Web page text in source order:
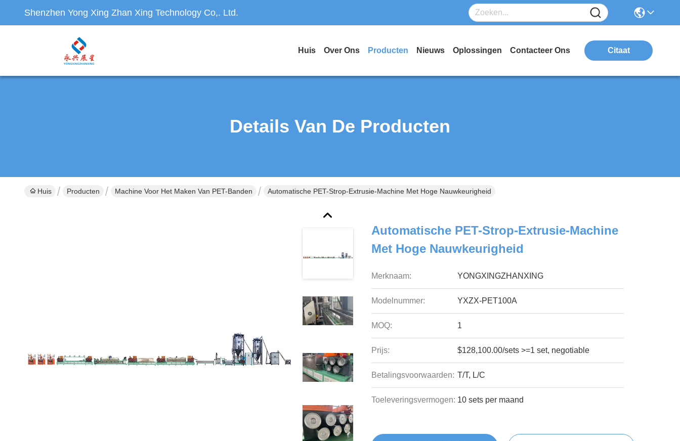
Shenzhen Yong Xing Zhan Xing Technology Co,. Ltd.
Huis Over Ons Producten Nieuws Oplossingen Contacteer Ons Citaat
Details Van De Producten
Huis Producten Machine Voor Het Maken Van PET-Banden Automatische PET-Strop-Extrusie-Machine Met Hoge Nauwkeurigheid
Automatische PET-Strop-Extrusie-Machine
Met Hoge Nauwkeurigheid
Merknaam: YONGXINGZHANXING
Modelnummer: YXZX-PET100A
MOQ: 1
Prijs: $128,100.00/sets >=1 set, negotiable
Betalingsvoorwaarden: T/T, L/C
Toeleveringsvermogen: 10 sets per maand